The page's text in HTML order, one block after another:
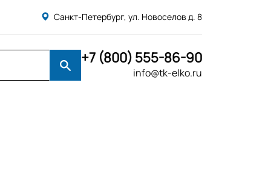
Санкт-Петербург, ул. Новоселов д. 8
+7 (800) 555-86-90
info@tk-elko.ru